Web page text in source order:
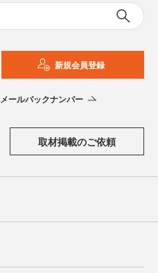
新規会員登録
メールバックナンバー
取材掲載のご依頼